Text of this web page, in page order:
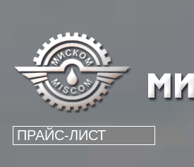
ПРАЙС-ЛИСТ